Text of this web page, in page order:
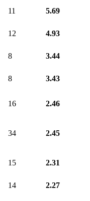
11 5.69
12 4.93
8 3.44
8 3.43
16 2.46
34 2.45
15 2.31
14 2.27